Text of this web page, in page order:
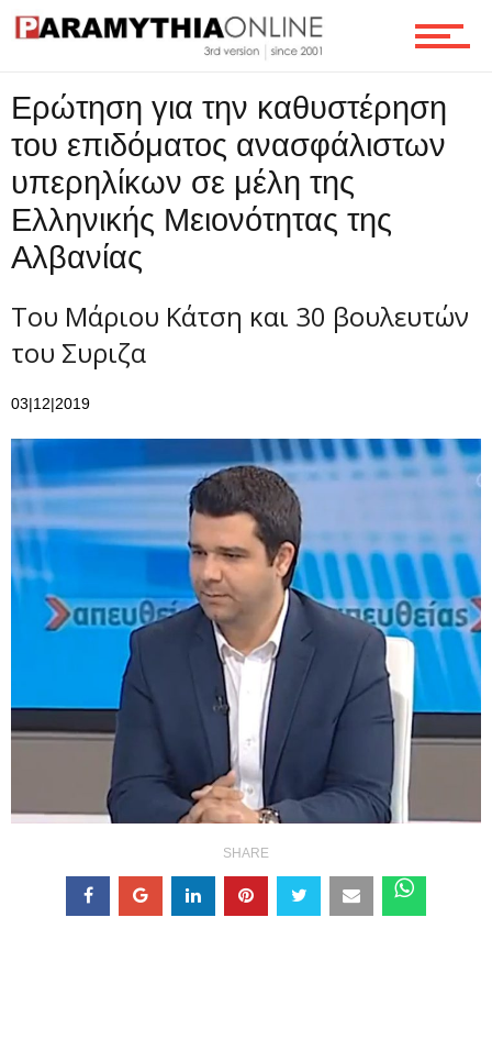
Ροή
Επικοινωνία
Ερώτηση για την καθυστέρηση
του επιδόματος ανασφάλιστων
υπερηλίκων σε μέλη της
Ελληνικής Μειονότητας της
Αλβανίας
Του Μάριου Κάτση και 30 βουλευτών
του Συριζα
03|12|2019
SHARE